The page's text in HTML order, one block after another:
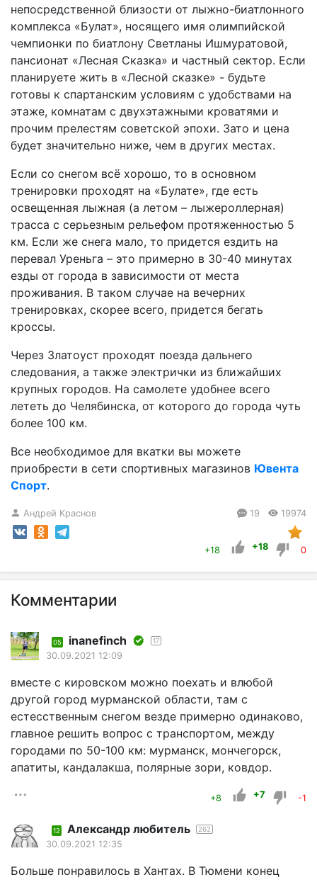
непосредственной близости от лыжно-биатлонного
комплекса «Булат», носящего имя олимпийской
чемпионки по биатлону Светланы Ишмуратовой,
пансионат «Лесная Сказка» и частный сектор. Если
планируете жить в «Лесной сказке» - будьте
готовы к спартанским условиям с удобствами на
этаже, комнатам с двухэтажными кроватями и
прочим прелестям советской эпохи. Зато и цена
будет значительно ниже, чем в других местах.
Если со снегом всё хорошо, то в основном
тренировки проходят на «Булате», где есть
освещенная лыжная (а летом – лыжероллерная)
трасса с серьезным рельефом протяженностью 5
км. Если же снега мало, то придется ездить на
перевал Уреньга – это примерно в 30-40 минутах
езды от города в зависимости от места
проживания. В таком случае на вечерних
тренировках, скорее всего, придется бегать
кроссы.
Через Златоуст проходят поезда дальнего
следования, а также электрички из ближайших
крупных городов. На самолете удобнее всего
лететь до Челябинска, от которого до города чуть
более 100 км.
Все необходимое для вкатки вы можете
приобрести в сети спортивных магазинов Ювента
Спорт.
Андрей Краснов 19 19974
+18 +18 0
Комментарии
05 inanefinch 17
30.09.2021 12:09
вместе с кировском можно поехать и влюбой
другой город мурманской области, там с
естесственным снегом везде примерно одинаково,
главное решить вопрос с транспортом, между
городами по 50-100 км: мурманск, мончегорск,
апатиты, кандалакша, полярные зори, ковдор.
+8 +7 -1
12 Александр любитель 262
30.09.2021 12:35
Больше понравилось в Хантах. В Тюмени конец